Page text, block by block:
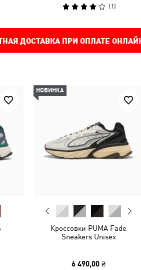
(1 )
ДОСТАВКА ПРИ ОПЛАТЕ
НОВИНКА
Кроссовки PUMA Fade
Sneakers Unisex
6 490,00 ₴